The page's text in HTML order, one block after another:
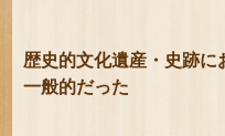
歴史的文化遺産・史跡に
一般的だった